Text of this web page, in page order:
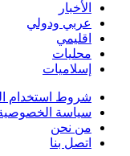
الأخبار
عربي ودولي
اقليمي
محليات
إسلاميات
شروط استخدام
سياسة
من نحن
اتصل بنا